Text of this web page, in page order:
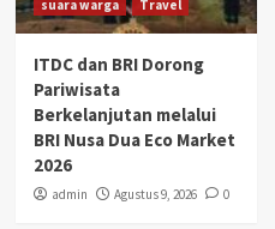
suara warga
Travel
ITDC dan BRI Dorong
Pariwisata
Berkelanjutan melalui
BRI Nusa Dua Eco Market
2026
admin Agustus 9, 2026 0